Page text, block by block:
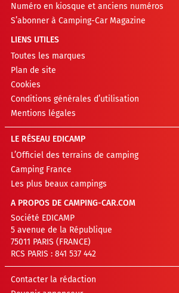
Numéro en kiosque et anciens numéros
S’abonner à Camping-Car Magazine
LIENS UTILES
Toutes les marques
Plan de site
Cookies
Conditions générales d’utilisation
Mentions légales
LE RÉSEAU EDICAMP
L’Officiel des terrains de camping
Camping France
Les plus beaux campings
A PROPOS DE CAMPING-CAR.COM
Société EDICAMP
5 avenue de la République
75011 PARIS (FRANCE)
RCS PARIS : 841 537 442
Contacter la rédaction